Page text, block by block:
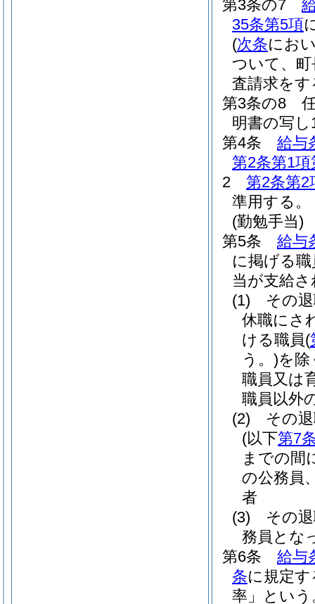
第3条の7
35条第5項
(次条にお
ついて、
査請求を
第3条の8
明書の写
第4条
給与
第2条第1項
2
第2条第2
準用する。
(勤勉手当)
第5条
給与
に掲げる職
当が支給
(1)
その
休職にさ
ける職員(
う。)を除
職員又は
職員以外
(2)
その
(以下第7
までの間
の公務員
者
(3)
その
務員とな
第6条
給与
条に規定
率」という